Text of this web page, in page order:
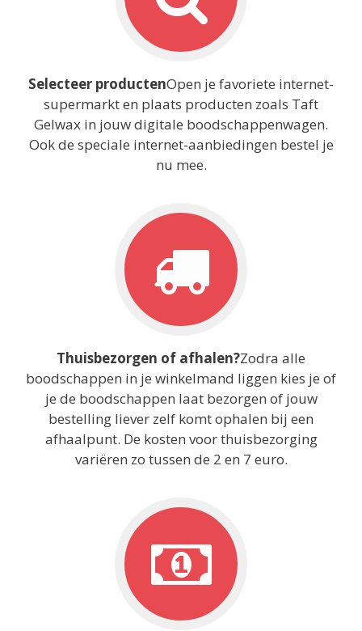
Selecteer productenOpen je favoriete internet-
supermarkt en plaats producten zoals Taft
Gelwax in jouw digitale boodschappenwagen.
Ook de speciale internet-aanbiedingen bestel je
nu mee.
Thuisbezorgen of afhalen?Zodra alle
boodschappen in je winkelmand liggen kies je of
je de boodschappen laat bezorgen of jouw
bestelling liever zelf komt ophalen bij een
afhaalpunt. De kosten voor thuisbezorging
variëren zo tussen de 2 en 7 euro.